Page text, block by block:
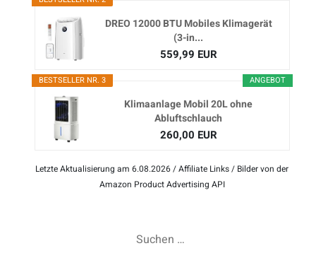
DREO 12000 BTU Mobiles Klimagerät
(3-in...
559,99 EUR
ANGEBOT
BESTSELLER NR. 3
Klimaanlage Mobil 20L ohne
Abluftschlauch
260,00 EUR
Letzte Aktualisierung am 6.08.2026 / Affiliate Links / Bilder von der
Amazon Product Advertising API